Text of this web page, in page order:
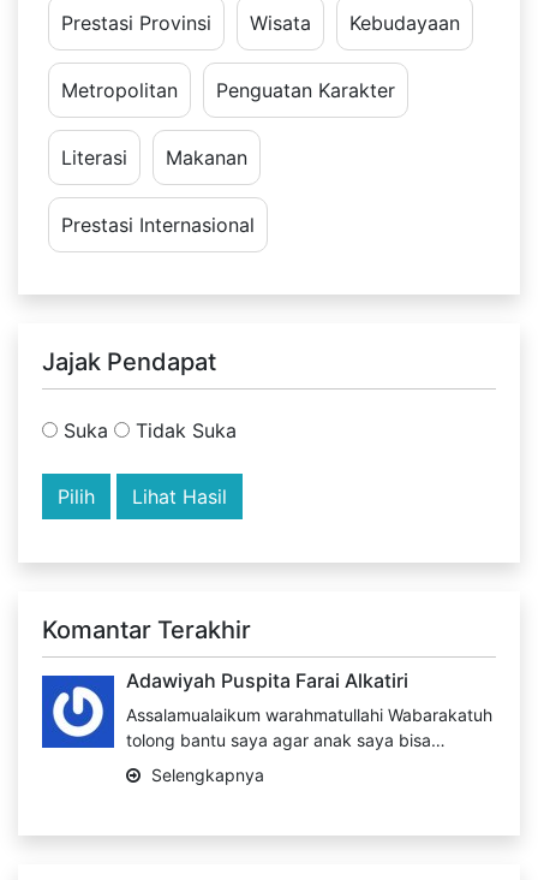
Prestasi Provinsi Wisata Kebudayaan
Metropolitan Penguatan Karakter
Literasi Makanan
Prestasi Internasional
Jajak Pendapat
Suka Tidak Suka
Lihat Hasil
Komantar Terakhir
Adawiyah Puspita Farai Alkatiri
Assalamualaikum warahmatullahi Wabarakatuh
tolong bantu saya agar anak saya bisa…
Selengkapnya